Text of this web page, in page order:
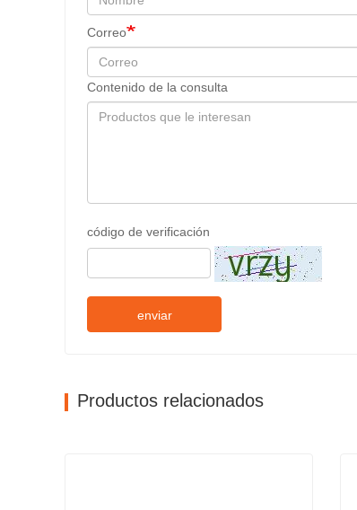
Correo
Contenido de la consulta
código de verificación
enviar
Productos relacionados